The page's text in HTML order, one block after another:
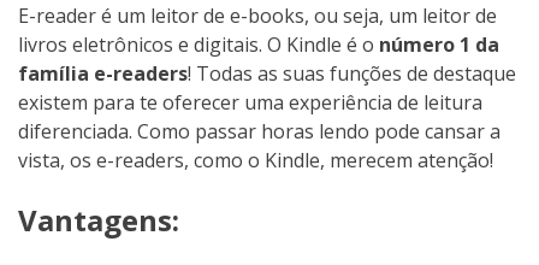
E-reader é um leitor de e-books, ou seja, um leitor de
livros eletrônicos e digitais. O Kindle é o número 1 da
família e-readers! Todas as suas funções de destaque
existem para te oferecer uma experiência de leitura
diferenciada. Como passar horas lendo pode cansar a
vista, os e-readers, como o Kindle, merecem atenção!
Vantagens: